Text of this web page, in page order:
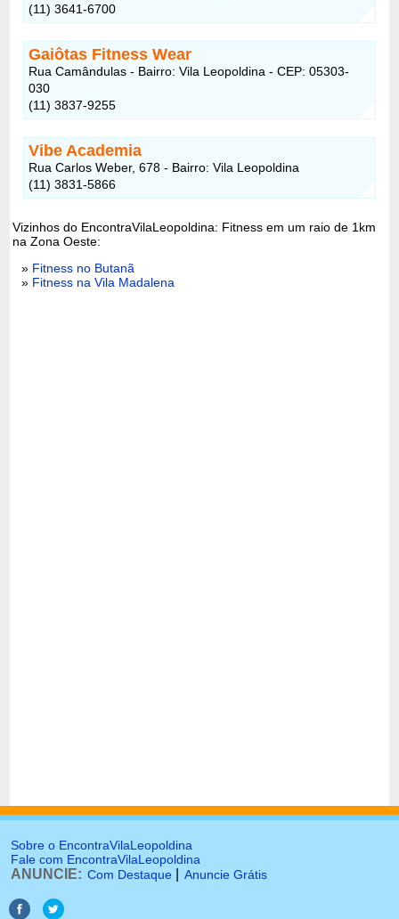
(11) 3641-6700
Gaiôtas Fitness Wear
Rua Camândulas - Bairro: Vila Leopoldina - CEP: 05303-
030
(11) 3837-9255
Vibe Academia
Rua Carlos Weber, 678 - Bairro: Vila Leopoldina
(11) 3831-5866
Vizinhos do EncontraVilaLeopoldina: Fitness em um raio de 1km
na Zona Oeste:
» Fitness no Butanã
» Fitness na Vila Madalena
Sobre o EncontraVilaLeopoldina
Fale com EncontraVilaLeopoldina
ANUNCIE: Com Destaque Anuncie Grátis